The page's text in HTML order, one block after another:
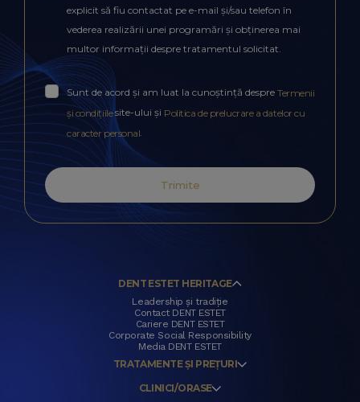
explicit să fiu contactat pe e-mail și/sau telefon în
vederea realizării unei programări și obținerea mai
multor informații despre tratamentul solicitat.
Sunt de acord și am luat la cunoștință despre Termenii
și condițiilesite-ului și Politica de prelucrare a datelor cu
caracter personal
Trimite
DENT ESTET HERITAGE
Leadership și tradiție
Contact DENT ESTET
Cariere DENT ESTET
Corporate Social Responsibility
Media DENT ESTET
TRATAMENTE ȘI PREȚURI
CLINICI/ORASE